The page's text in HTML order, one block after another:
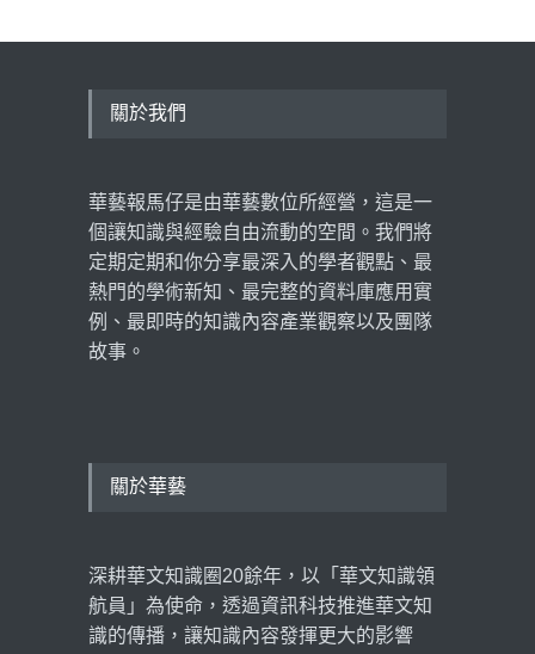
華藝線上圖書館年度報告出
超高齡社會下的長照想像，
黃龍冠：老年生活，不應是
被管理的人生！
看見臺灣 2026 年 3 月 18 日
關於我們
華藝報馬仔是由華藝數位所經營，這是一
個讓知識與經驗自由流動的空間。我們將
定期定期和你分享最深入的學者觀點、最
熱門的學術新知、最完整的資料庫應用實
例、最即時的知識內容產業觀察以及團隊
故事。
關於華藝
深耕華文知識圈20餘年，以「華文知識領
航員」為使命，透過資訊科技推進華文知
識的傳播，讓知識內容發揮更大的影響